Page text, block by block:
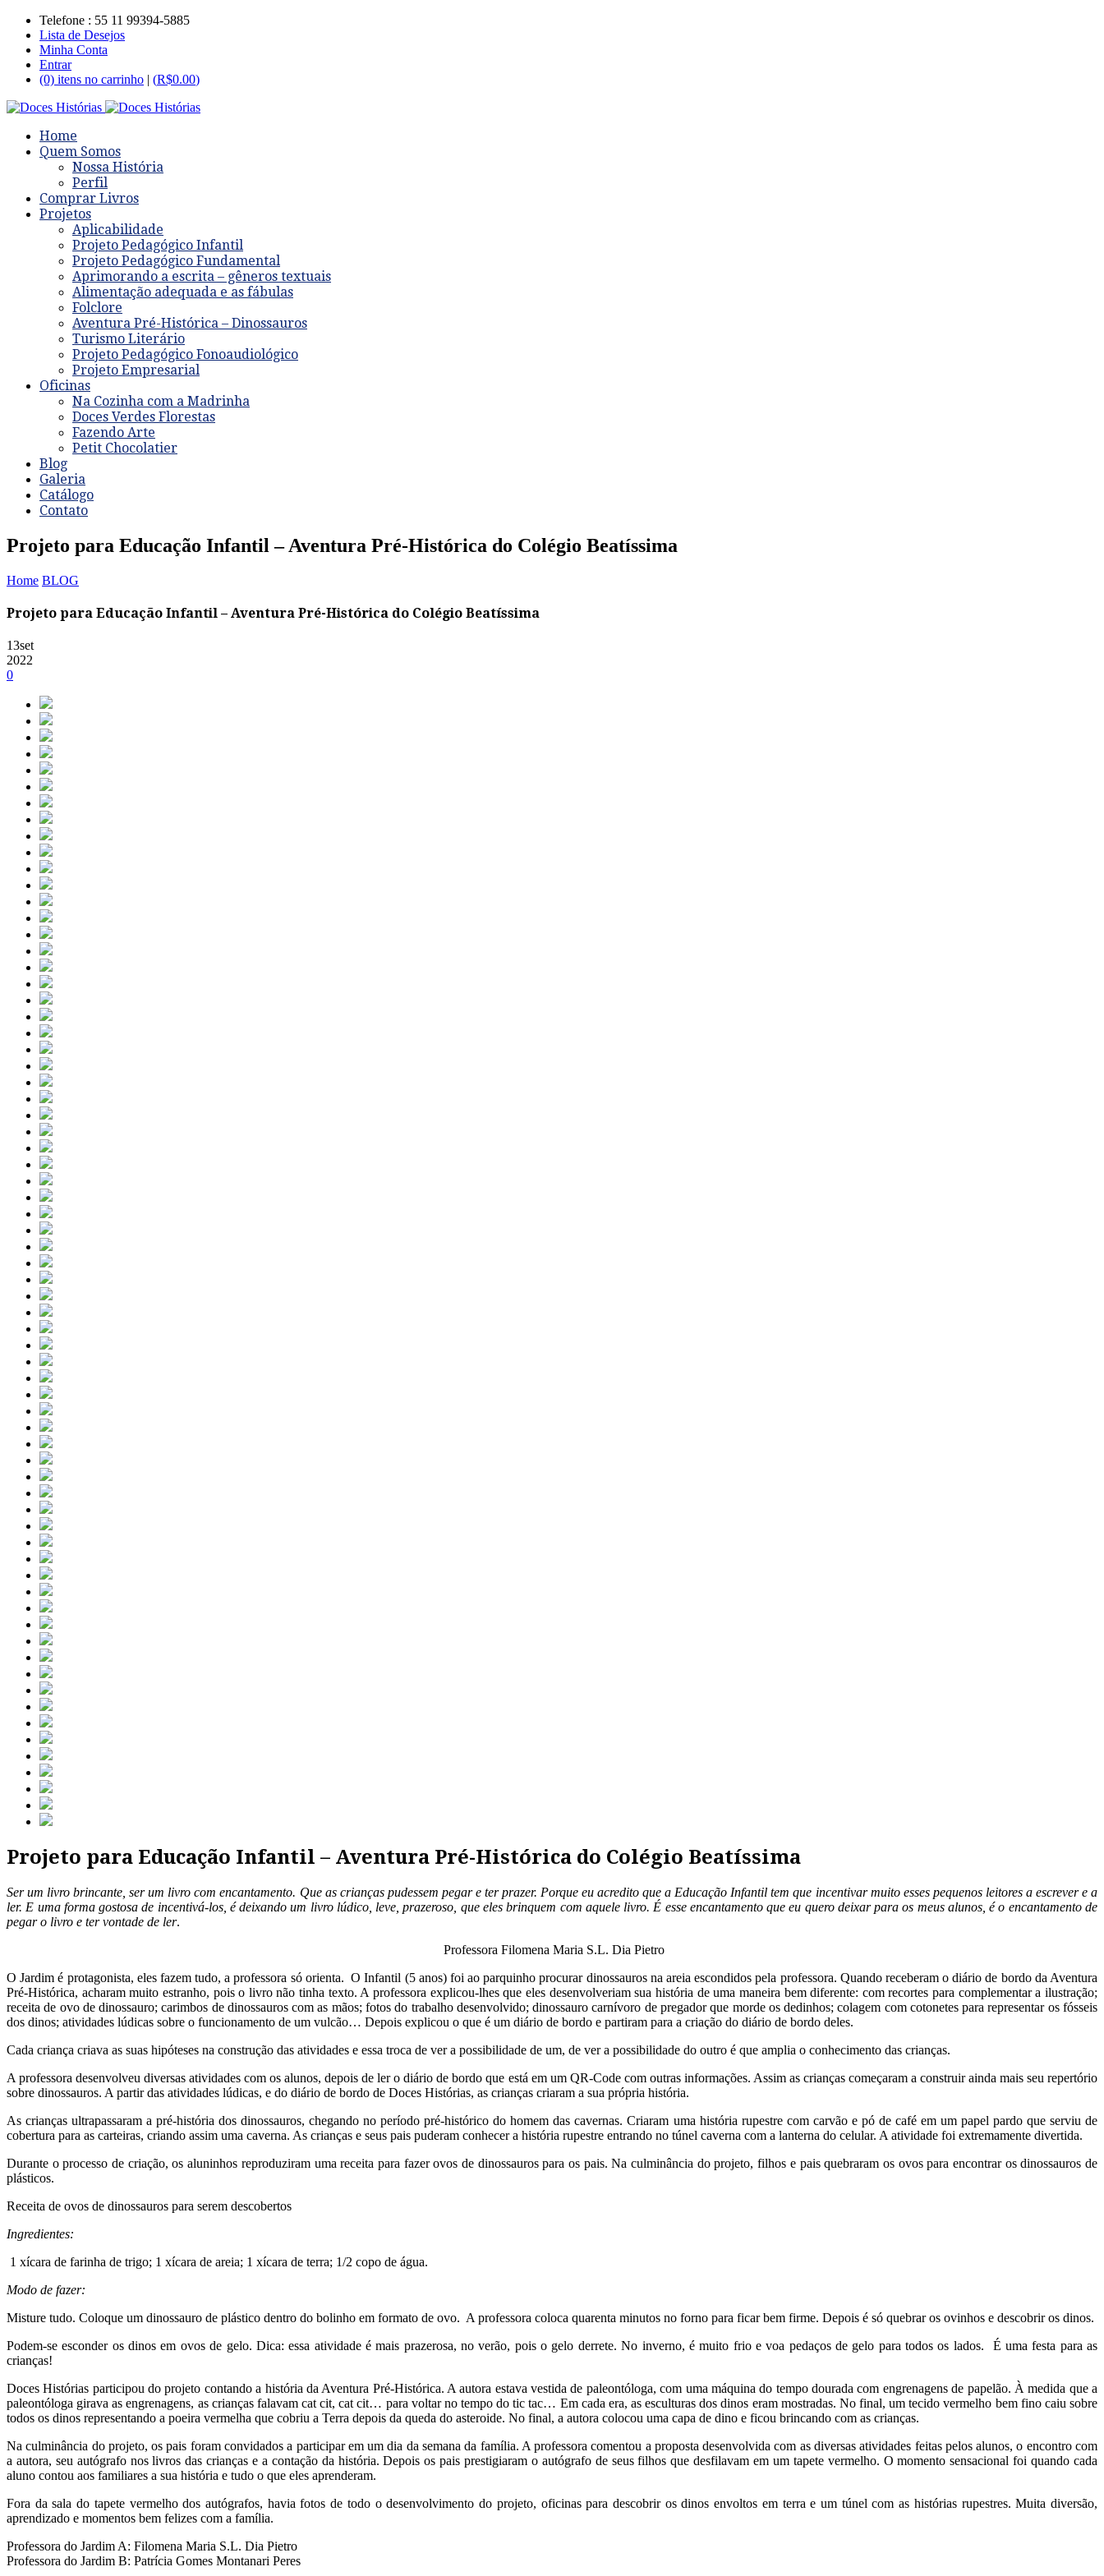
Telefone : 55 11 99394-5885
Lista de Desejos
Minha Conta
Entrar
(0) itens no carrinho | (R$0.00)
Home
Quem Somos
Nossa História
Perfil
Comprar Livros
Projetos
Aplicabilidade
Projeto Pedagógico Infantil
Projeto Pedagógico Fundamental
Aprimorando a escrita – gêneros textuais
Alimentação adequada e as fábulas
Folclore
Aventura Pré-Histórica – Dinossauros
Turismo Literário
Projeto Pedagógico Fonoaudiológico
Projeto Empresarial
Oficinas
Na Cozinha com a Madrinha
Doces Verdes Florestas
Fazendo Arte
Petit Chocolatier
Blog
Galeria
Catálogo
Contato
Projeto para Educação Infantil – Aventura Pré-Histórica do Colégio Beatíssima
Home BLOG
Projeto para Educação Infantil – Aventura Pré-Histórica do Colégio Beatíssima
13set
2022
0
Projeto para Educação Infantil – Aventura Pré-Histórica do Colégio Beatíssima
Ser um livro brincante, ser um livro com encantamento. Que as crianças pudessem pegar e ter prazer. Porque eu acredito que a Educação Infantil tem que incentivar muito esses pequenos leitores a escrever e a
ler. E uma forma gostosa de incentivá-los, é deixando um livro lúdico, leve, prazeroso, que eles brinquem com aquele livro. É esse encantamento que eu quero deixar para os meus alunos, é o encantamento de
pegar o livro e ter vontade de ler.
Professora Filomena Maria S.L. Dia Pietro
O Jardim é protagonista, eles fazem tudo, a professora só orienta. O Infantil (5 anos) foi ao parquinho procurar dinossauros na areia escondidos pela professora. Quando receberam o diário de bordo da Aventura
Pré-Histórica, acharam muito estranho, pois o livro não tinha texto. A professora explicou-lhes que eles desenvolveriam sua história de uma maneira bem diferente: com recortes para complementar a ilustração;
receita de ovo de dinossauro; carimbos de dinossauros com as mãos; fotos do trabalho desenvolvido; dinossauro carnívoro de pregador que morde os dedinhos; colagem com cotonetes para representar os fósseis
dos dinos; atividades lúdicas sobre o funcionamento de um vulcão… Depois explicou o que é um diário de bordo e partiram para a criação do diário de bordo deles.
Cada criança criava as suas hipóteses na construção das atividades e essa troca de ver a possibilidade de um, de ver a possibilidade do outro é que amplia o conhecimento das crianças.
A professora desenvolveu diversas atividades com os alunos, depois de ler o diário de bordo que está em um QR-Code com outras informações. Assim as crianças começaram a construir ainda mais seu repertório
sobre dinossauros. A partir das atividades lúdicas, e do diário de bordo de Doces Histórias, as crianças criaram a sua própria história.
As crianças ultrapassaram a pré-história dos dinossauros, chegando no período pré-histórico do homem das cavernas. Criaram uma história rupestre com carvão e pó de café em um papel pardo que serviu de
cobertura para as carteiras, criando assim uma caverna. As crianças e seus pais puderam conhecer a história rupestre entrando no túnel caverna com a lanterna do celular. A atividade foi extremamente divertida.
Durante o processo de criação, os aluninhos reproduziram uma receita para fazer ovos de dinossauros para os pais. Na culminância do projeto, filhos e pais quebraram os ovos para encontrar os dinossauros de
plásticos.
Receita de ovos de dinossauros para serem descobertos
Ingredientes:
1 xícara de farinha de trigo; 1 xícara de areia; 1 xícara de terra; 1/2 copo de água.
Modo de fazer:
Misture tudo. Coloque um dinossauro de plástico dentro do bolinho em formato de ovo. A professora coloca quarenta minutos no forno para ficar bem firme. Depois é só quebrar os ovinhos e descobrir os dinos.
Podem-se esconder os dinos em ovos de gelo. Dica: essa atividade é mais prazerosa, no verão, pois o gelo derrete. No inverno, é muito frio e voa pedaços de gelo para todos os lados. É uma festa para as
crianças!
Doces Histórias participou do projeto contando a história da Aventura Pré-Histórica. A autora estava vestida de paleontóloga, com uma máquina do tempo dourada com engrenagens de papelão. À medida que a
paleontóloga girava as engrenagens, as crianças falavam cat cit, cat cit… para voltar no tempo do tic tac… Em cada era, as esculturas dos dinos eram mostradas. No final, um tecido vermelho bem fino caiu sobre
todos os dinos representando a poeira vermelha que cobriu a Terra depois da queda do asteroide. No final, a autora colocou uma capa de dino e ficou brincando com as crianças.
Na culminância do projeto, os pais foram convidados a participar em um dia da semana da família. A professora comentou a proposta desenvolvida com as diversas atividades feitas pelos alunos, o encontro com
a autora, seu autógrafo nos livros das crianças e a contação da história. Depois os pais prestigiaram o autógrafo de seus filhos que desfilavam em um tapete vermelho. O momento sensacional foi quando cada
aluno contou aos familiares a sua história e tudo o que eles aprenderam.
Fora da sala do tapete vermelho dos autógrafos, havia fotos de todo o desenvolvimento do projeto, oficinas para descobrir os dinos envoltos em terra e um túnel com as histórias rupestres. Muita diversão,
aprendizado e momentos bem felizes com a família.
Professora do Jardim A: Filomena Maria S.L. Dia Pietro
Professora do Jardim B: Patrícia Gomes Montanari Peres